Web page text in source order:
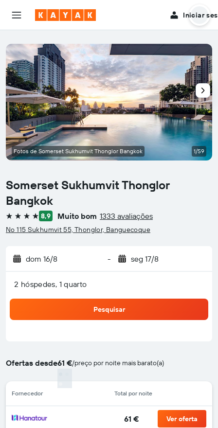
Iniciar
Somerset Sukhumvit Thonglor
Bangkok
4 estrelas 8,9 Muito bom 1333 avaliações
No 115 Sukhumvit 55, Thonglor, Banguecoque
dom 16/8 - seg 17/8
2 hóspedes, 1 quarto
Pesquisar
Ofertas desde61 €/preço por noite mais barato(a)
Fornecedor Total por noite
61 € Ver oferta
Fotos de Somerset Sukhumvit Thonglor Bangkok 1/59